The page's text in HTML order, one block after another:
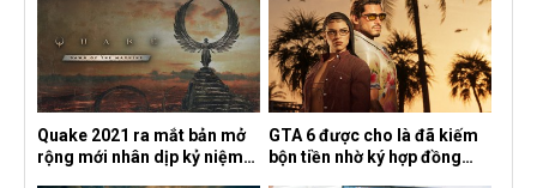
Quake 2021 ra mắt bản mở
rộng mới nhân dịp kỷ niệm
GTA 6 được cho là đã kiếm
bộn tiền nhờ ký hợp đồng